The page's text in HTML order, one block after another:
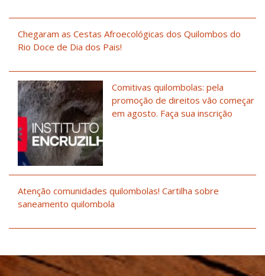
Chegaram as Cestas Afroecológicas dos Quilombos do
Rio Doce de Dia dos Pais!
Comitivas quilombolas: pela
promoção de direitos vão começar
em agosto. Faça sua inscrição
Atenção comunidades quilombolas! Cartilha sobre
saneamento quilombola